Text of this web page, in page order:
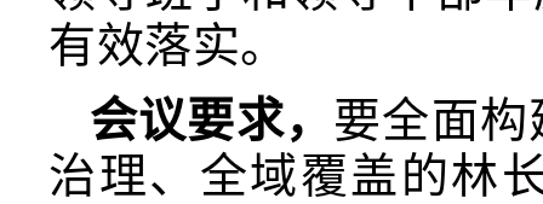
有效落实。
会议要求， 要全面
治理、全域覆盖的林